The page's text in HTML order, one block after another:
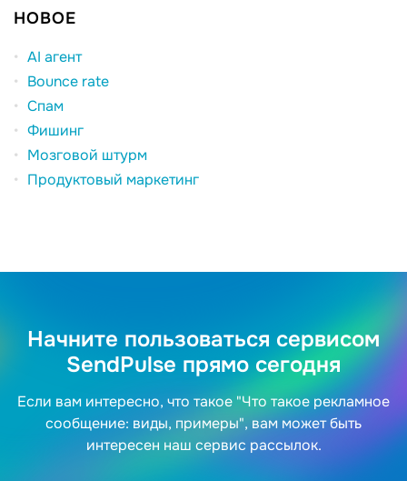
НОВОЕ
AI агент
Bounce rate
Спам
Фишинг
Мозговой штурм
Продуктовый маркетинг
Начните пользоваться сервисом
SendPulse прямо сегодня
Если вам интересно, что такое "Что такое рекламное
сообщение: виды, примеры", вам может быть
интересен наш сервис рассылок.